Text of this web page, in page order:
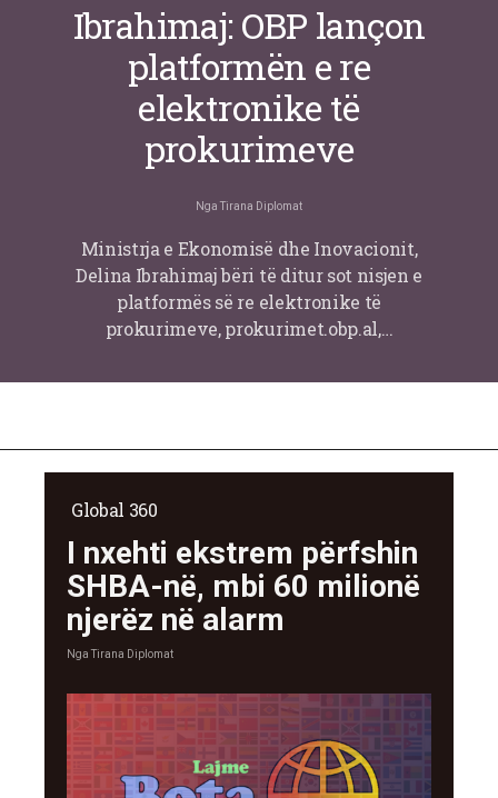
Ibrahimaj: OBP lançon
platformën e re
elektronike të
prokurimeve
Nga Tirana Diplomat
Ministrja e Ekonomisë dhe Inovacionit,
Delina Ibrahimaj bëri të ditur sot nisjen e
platformës së re elektronike të
prokurimeve, prokurimet.obp.al,…
Global 360
I nxehti ekstrem përfshin
SHBA-në, mbi 60 milionë
njerëz në alarm
Nga Tirana Diplomat